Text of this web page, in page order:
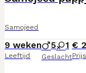
Samojeed
9 weken
Leeftijd
5 1
Geslacht
€
Prijs